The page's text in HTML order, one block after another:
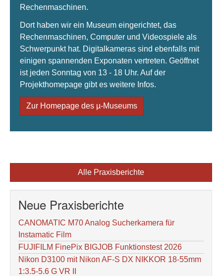
Rechenmaschinen.
Dort haben wir ein Museum eingerichtet, das
Rechenmaschinen, Computer und Videospiele als
Schwerpunkt hat. Digitalkameras sind ebenfalls mit
einigen spannenden Exponaten vertreten. Geöffnet
ist jeden Sonntag von 13 - 18 Uhr. Auf der
Projekthomepage gibt es weitere Infos.
Zur Homepage des µ-Museums
Alle Praxisberichte
Neue Praxisberichte
CANOMATIC M70 Analog Sucherkamera für
Instamatic Film
FUJIFILM FinePix BIGJOB Funktionstest 2026
Nikon D3100 mit Nikon AF-S DX NIKKOR 18-55mm
1:3.5-5.6 G VR II